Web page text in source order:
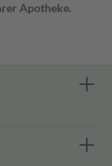
Apotheke.